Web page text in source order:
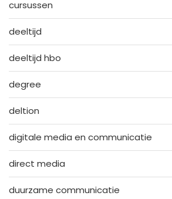
cursussen
deeltijd
deeltijd hbo
degree
deltion
digitale media en communicatie
direct media
duurzame communicatie